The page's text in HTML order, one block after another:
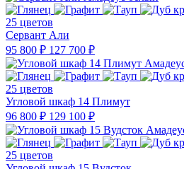
25 цветов
Сервант Али
95 800 ₽ 127 700 ₽
25 цветов
Угловой шкаф 14 Плимут
96 800 ₽ 129 100 ₽
25 цветов